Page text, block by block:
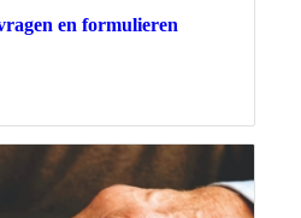
en formulieren